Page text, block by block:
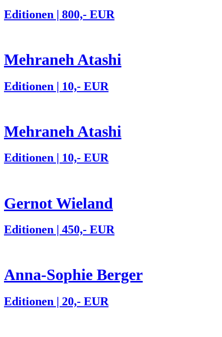
Editionen | 800,- EUR
Mehraneh Atashi
Editionen | 10,- EUR
Mehraneh Atashi
Editionen | 10,- EUR
Gernot Wieland
Editionen | 450,- EUR
Anna-Sophie Berger
Editionen | 20,- EUR